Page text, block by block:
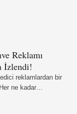
Reklamı
İzlendi!
reklamlardan bir
ne kadar
nefret ediyor